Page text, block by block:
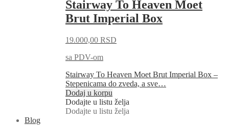
Stairway To Heaven Moet
Brut Imperial Box
19.000,00 RSD
sa PDV-om
Stairway To Heaven Moet Brut Imperial Box –
Stepenicama do zveda, a sve…
Dodaj u korpu
Dodajte u listu želja
Dodajte u listu želja
Blog